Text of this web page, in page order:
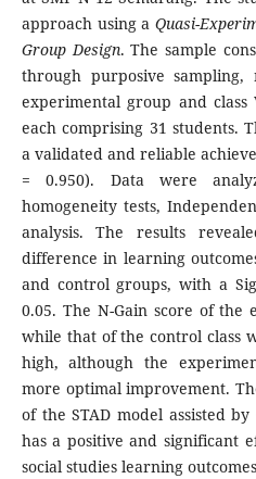
approach using a Quasi-
Group Design. The sample
through purposive
experimental group and
each comprising 31 students.
a validated and reliable
= 0.950). Data were
homogeneity tests,
analysis. The results
difference in learning
and control groups, with a
0.05. The N-Gain score of the
while that of the control class
high, although the
more optimal improvement.
of the STAD model assisted
has a positive and significant
social studies learning